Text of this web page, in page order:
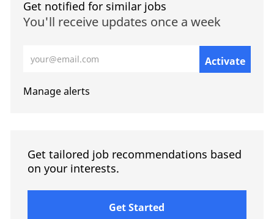
Get notified for similar jobs
You'll receive updates once a week
Activate
Manage alerts
Get tailored job recommendations based
on your interests.
Get Started